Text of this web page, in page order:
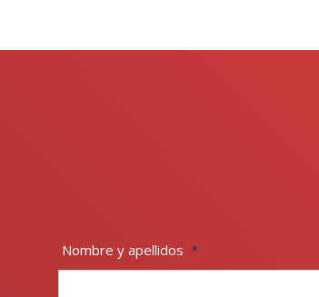
Nombre y apellidos *